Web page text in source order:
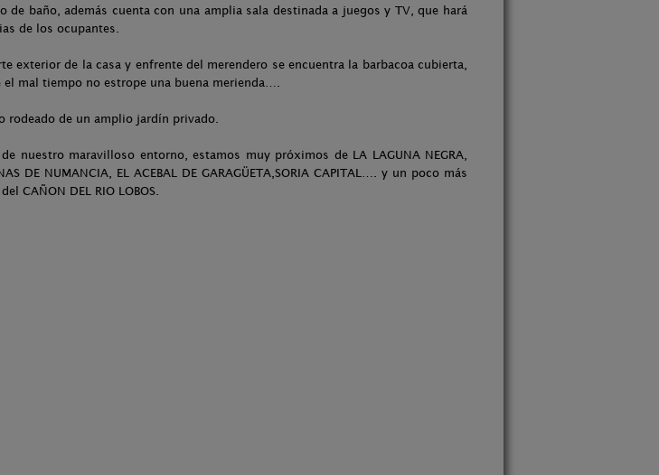
de baño, además cuenta con una amplia sala destinada a juegos y TV, que hará
de los ocupantes.
exterior de la casa y enfrente del merendero se encuentra la barbacoa cubierta,
el mal tiempo no estrope una buena merienda….
rodeado de un amplio jardín privado.
nuestro maravilloso entorno, estamos muy próximos de LA LAGUNA NEGRA,
DE NUMANCIA, EL ACEBAL DE GARAGÜETA,SORIA CAPITAL…. y un poco más
CAÑON DEL RIO LOBOS.